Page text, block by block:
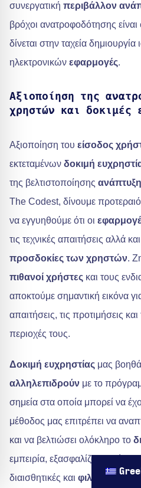
συνεργατική περιβάλλον
βρόχοι ανατροφοδότησης
δίνεται στην ταχεία
ηλεκτρονικών εφαρμογές.
Αξιοποίηση της
χρηστών και δοκιμές
Αξιοποίηση του είσοδος
εκτεταμένων δοκιμή
της βελτιστοποίησης
The Codest, δίνουμε
να εγγυηθούμε ότι οι
τις τεχνικές απαιτήσεις αλλά
προσδοκίες των χρηστών.
πιθανοί χρήστες και τους
αποκτούμε σημαντική εικόνα
απαιτήσεις, τις προτιμήσεις
περιοχές τους.
Δοκιμή ευχρηστίας μας
αλληλεπιδρούν με το
σημεία στα οποία μπορεί να
μέθοδος μας επιτρέπει να
και να βελτιώσει ολόκληρο το
εμπειρία, εξασφαλίζοντας ότι οι
διαισθητικές και φιλικό προς